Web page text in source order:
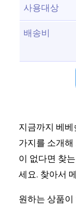
사용대상
배송비
지금까지 베
가지를 소개
이 없다면 찾
세요. 찾아서
원하는 상품